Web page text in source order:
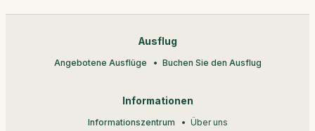
Ausflug
Angebotene Ausflüge Buchen Sie den Ausflug
Informationen
Informationszentrum Über uns